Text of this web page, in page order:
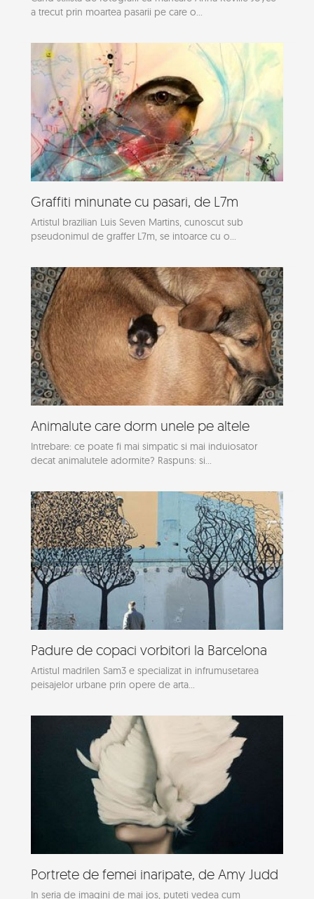
a trecut prin moartea pasarii pe care o...
Graffiti minunate cu pasari, de L7m
Artistul brazilian Luis Seven Martins, cunoscut sub
pseudonimul de graffer L7m, se intoarce cu o...
Animalute care dorm unele pe altele
Intrebare: ce poate fi mai simpatic si mai induiosator
decat animalutele adormite? Raspuns: si...
Padure de copaci vorbitori la Barcelona
Artistul madrilen Sam3 e specializat in infrumusetarea
peisajelor urbane prin opere de arta...
Portrete de femei inaripate, de Amy Judd
In seria de imagini de mai jos, puteti vedea cum